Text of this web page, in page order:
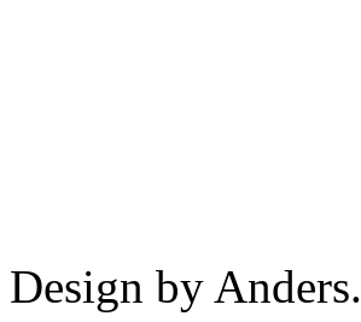
Design by Anders.